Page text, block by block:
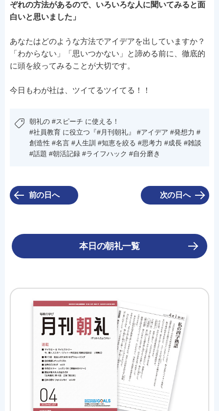
ぞれの方法があるので、いろいろな人に聞いてみると面
白いと思いました」
あなたはどのような方法でアイデアを出していますか？
「わからない」「思いつかない」と諦める前に、徹底的
に頭を絞ってみることが大切です。
今日もわが社は、ツイてるツイてる！！
朝礼の #スピーチ に使える！
#社員教育 に役立つ『#月刊朝礼』 #アイデア #発想力 #
創造性 #名言 #人生訓 #知恵を絞る #思考力 #成長 #雑談
#話題 #朝活記録 #ライフハック #自分磨き
前の日へ 次の日へ
本日の朝礼一覧